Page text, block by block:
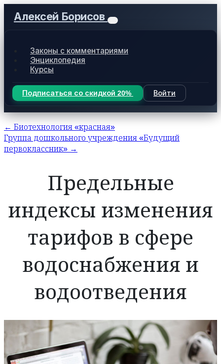
Алексей Борисов
Законы с комментариями
Энциклопедия
Курсы
Подписаться со скидкой 20% Войти
← Биотехнология «красная»
Группа дошкольного учреждения «Будущий
первоклассник» →
Предельные
индексы изменения
тарифов в сфере
водоснабжения и
водоотведения